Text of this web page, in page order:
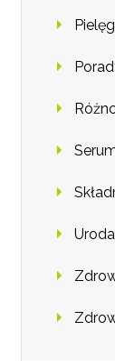
Uroda